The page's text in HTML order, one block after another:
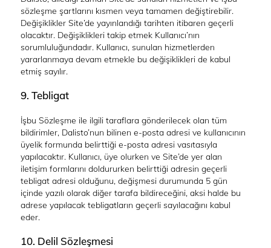
sözleşme şartlarını kısmen veya tamamen değiştirebilir.
Değişiklikler Site’de yayınlandığı tarihten itibaren geçerli
olacaktır. Değişiklikleri takip etmek Kullanıcı’nın
sorumluluğundadır. Kullanıcı, sunulan hizmetlerden
yararlanmaya devam etmekle bu değişiklikleri de kabul
etmiş sayılır.
9. Tebligat
İşbu Sözleşme ile ilgili taraflara gönderilecek olan tüm
bildirimler, Dalisto’nun bilinen e-posta adresi ve kullanıcının
üyelik formunda belirttiği e-posta adresi vasıtasıyla
yapılacaktır. Kullanıcı, üye olurken ve Site’de yer alan
iletişim formlarını doldururken belirttiği adresin geçerli
tebligat adresi olduğunu, değişmesi durumunda 5 gün
içinde yazılı olarak diğer tarafa bildireceğini, aksi halde bu
adrese yapılacak tebligatların geçerli sayılacağını kabul
eder.
10. Delil Sözleşmesi